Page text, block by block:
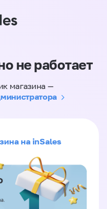
не работает
магазина —
на inSales